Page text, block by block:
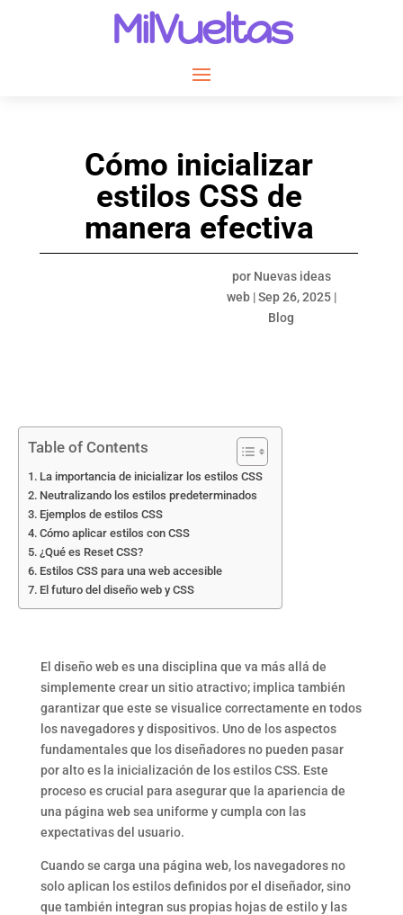
MilVueltas
Cómo inicializar
estilos CSS de
manera efectiva
por Nuevas ideas
web|Sep 26, 2025|
Blog
Table of Contents
La importancia de inicializar los estilos CSS
Neutralizando los estilos predeterminados
Ejemplos de estilos CSS
Cómo aplicar estilos con CSS
¿Qué es Reset CSS?
Estilos CSS para una web accesible
El futuro del diseño web y CSS
El diseño web es una disciplina que va más allá de
simplemente crear un sitio atractivo; implica también
garantizar que este se visualice correctamente en todos
los navegadores y dispositivos. Uno de los aspectos
fundamentales que los diseñadores no pueden pasar
por alto es la inicialización de los estilos CSS. Este
proceso es crucial para asegurar que la apariencia de
una página web sea uniforme y cumpla con las
expectativas del usuario.
Cuando se carga una página web, los navegadores no
solo aplican los estilos definidos por el diseñador, sino
que también integran sus propias hojas de estilo y las